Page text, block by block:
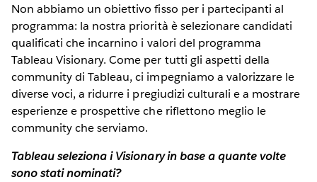
Non abbiamo un obiettivo fisso per i partecipanti al
programma: la nostra priorità è selezionare candidati
qualificati che incarnino i valori del programma
Tableau Visionary. Come per tutti gli aspetti della
community di Tableau, ci impegniamo a valorizzare le
diverse voci, a ridurre i pregiudizi culturali e a mostrare
esperienze e prospettive che riflettono meglio le
community che serviamo.
Tableau seleziona i Visionary in base a quante volte
sono stati nominati?